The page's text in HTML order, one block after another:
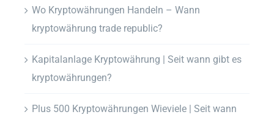
Wo Kryptowährungen Handeln – Wann
kryptowährung trade republic?
Kapitalanlage Kryptowährung | Seit wann gibt es
kryptowährungen?
Plus 500 Kryptowährungen Wieviele | Seit wann